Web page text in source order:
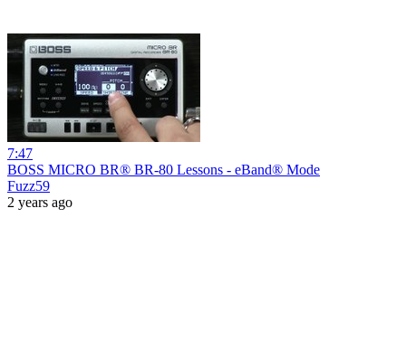
7:47
BOSS MICRO BR® BR-80 Lessons - eBand® Mode
Fuzz59
2 years ago